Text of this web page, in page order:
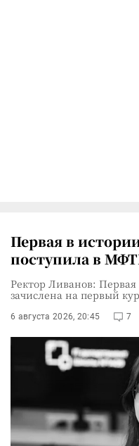
Первая в
поступила в
Ректор Ливанов:
зачислена на первый
6 августа 2026, 20:45 7